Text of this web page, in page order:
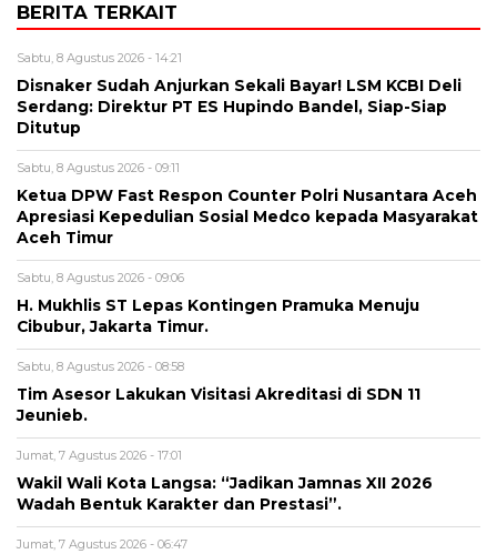
BERITA TERKAIT
Sabtu, 8 Agustus 2026 - 14:21
Disnaker Sudah Anjurkan Sekali Bayar! LSM KCBI Deli
Serdang: Direktur PT ES Hupindo Bandel, Siap-Siap
Ditutup
Sabtu, 8 Agustus 2026 - 09:11
Ketua DPW Fast Respon Counter Polri Nusantara Aceh
Apresiasi Kepedulian Sosial Medco kepada Masyarakat
Aceh Timur
Sabtu, 8 Agustus 2026 - 09:06
H. Mukhlis ST Lepas Kontingen Pramuka Menuju
Cibubur, Jakarta Timur.
Sabtu, 8 Agustus 2026 - 08:58
Tim Asesor Lakukan Visitasi Akreditasi di SDN 11
Jeunieb.
Jumat, 7 Agustus 2026 - 17:01
Wakil Wali Kota Langsa: “Jadikan Jamnas XII 2026
Wadah Bentuk Karakter dan Prestasi”.
Jumat, 7 Agustus 2026 - 06:47